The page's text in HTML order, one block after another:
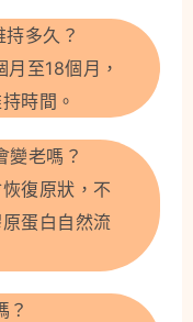
多久？
至18個月，
時間。
變老嗎？
復原狀，不
蛋白自然流
？